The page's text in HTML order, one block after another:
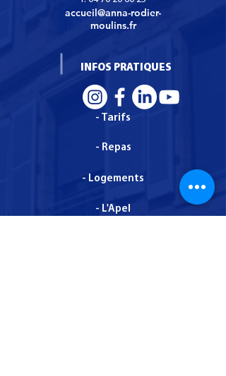
Numériques aux
organisations.
accueil@anna-rodier-
moulins.fr
INFOS PRATIQUES
- Tarifs
- Repas
- Logements
- L'Apel